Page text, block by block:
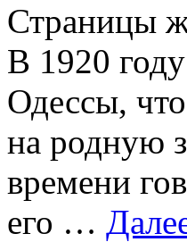
Страницы
В 1920
Одессы,
на родную
времени
его …